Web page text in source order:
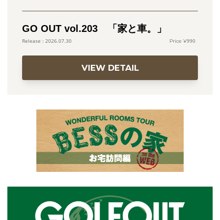
GO OUT vol.203 「家と車。」
2026.07.30 990
VIEW DETAIL